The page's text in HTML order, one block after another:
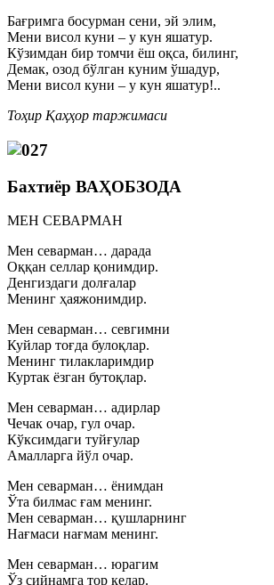
Бағримга босурман сени, эй элим,
Мени висол куни – у кун яшатур.
Кўзимдан бир томчи ёш оқса, билинг,
Демак, озод бўлган куним ўшадур,
Мени висол куни – у кун яшатур!..
Тоҳир Қаҳҳор таржимаси
Бахтиёр ВАҲОБЗОДА
МЕН СЕВАРМАН
Мен севарман… дарада
Оққан селлар қонимдир.
Денгиздаги долғалар
Менинг ҳаяжонимдир.
Мен севарман… севгимни
Куйлар тоғда булоқлар.
Менинг тилакларимдир
Куртак ёзган бутоқлар.
Мен севарман… адирлар
Чечак очар, гул очар.
Кўксимдаги туйғулар
Амалларга йўл очар.
Мен севарман… ёнимдан
Ўта билмас ғам менинг.
Мен севарман… қушларнинг
Нағмаси нағмам менинг.
Мен севарман… юрагим
Ўз сийнамга тор келар.